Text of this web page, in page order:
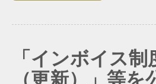
「インボイス
（更新）」等を